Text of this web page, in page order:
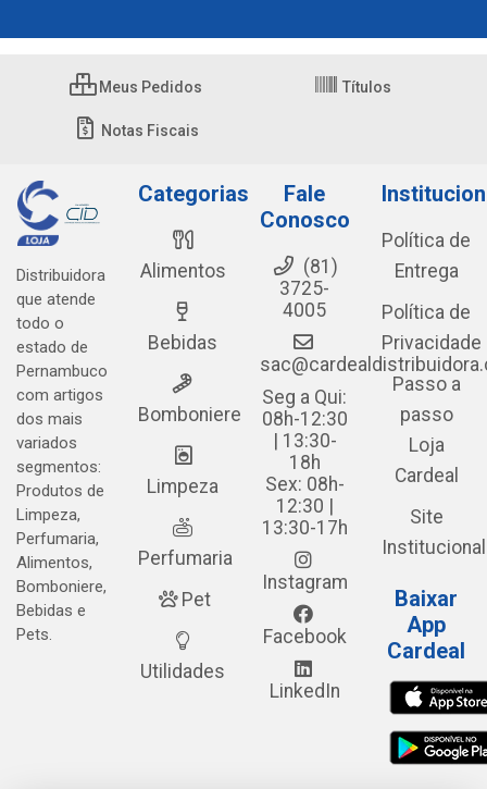
Meus Pedidos Títulos
Notas Fiscais
Distribuidora
que atende
todo o
estado de
Pernambuco
com artigos
dos mais
variados
segmentos:
Produtos de
Limpeza,
Perfumaria,
Alimentos,
Bomboniere,
Bebidas e
Pets.
Categorias
Alimentos
Bebidas
Bomboniere
Limpeza
Perfumaria
Pet
Utilidades
Fale
Conosco
(81)
3725-
4005
Seg a Qui:
08h-12:30
| 13:30-
18h
Sex: 08h-
12:30 |
13:30-17h
Instagram
Facebook
LinkedIn
Política de
Entrega
Política de
Privacidade
Passo a
passo
Loja
Cardeal
Site
Institucional
Baixar
App
Cardeal